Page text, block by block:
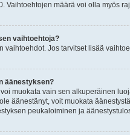
Vaihtoehtojen määrä voi olla myös
vaihtoehtoja?
vaihtoehdot. Jos tarvitset lisää
äänestyksen?
muokata vain sen alkuperäinen
äänestänyt, voit muokata
peukaloiminen ja